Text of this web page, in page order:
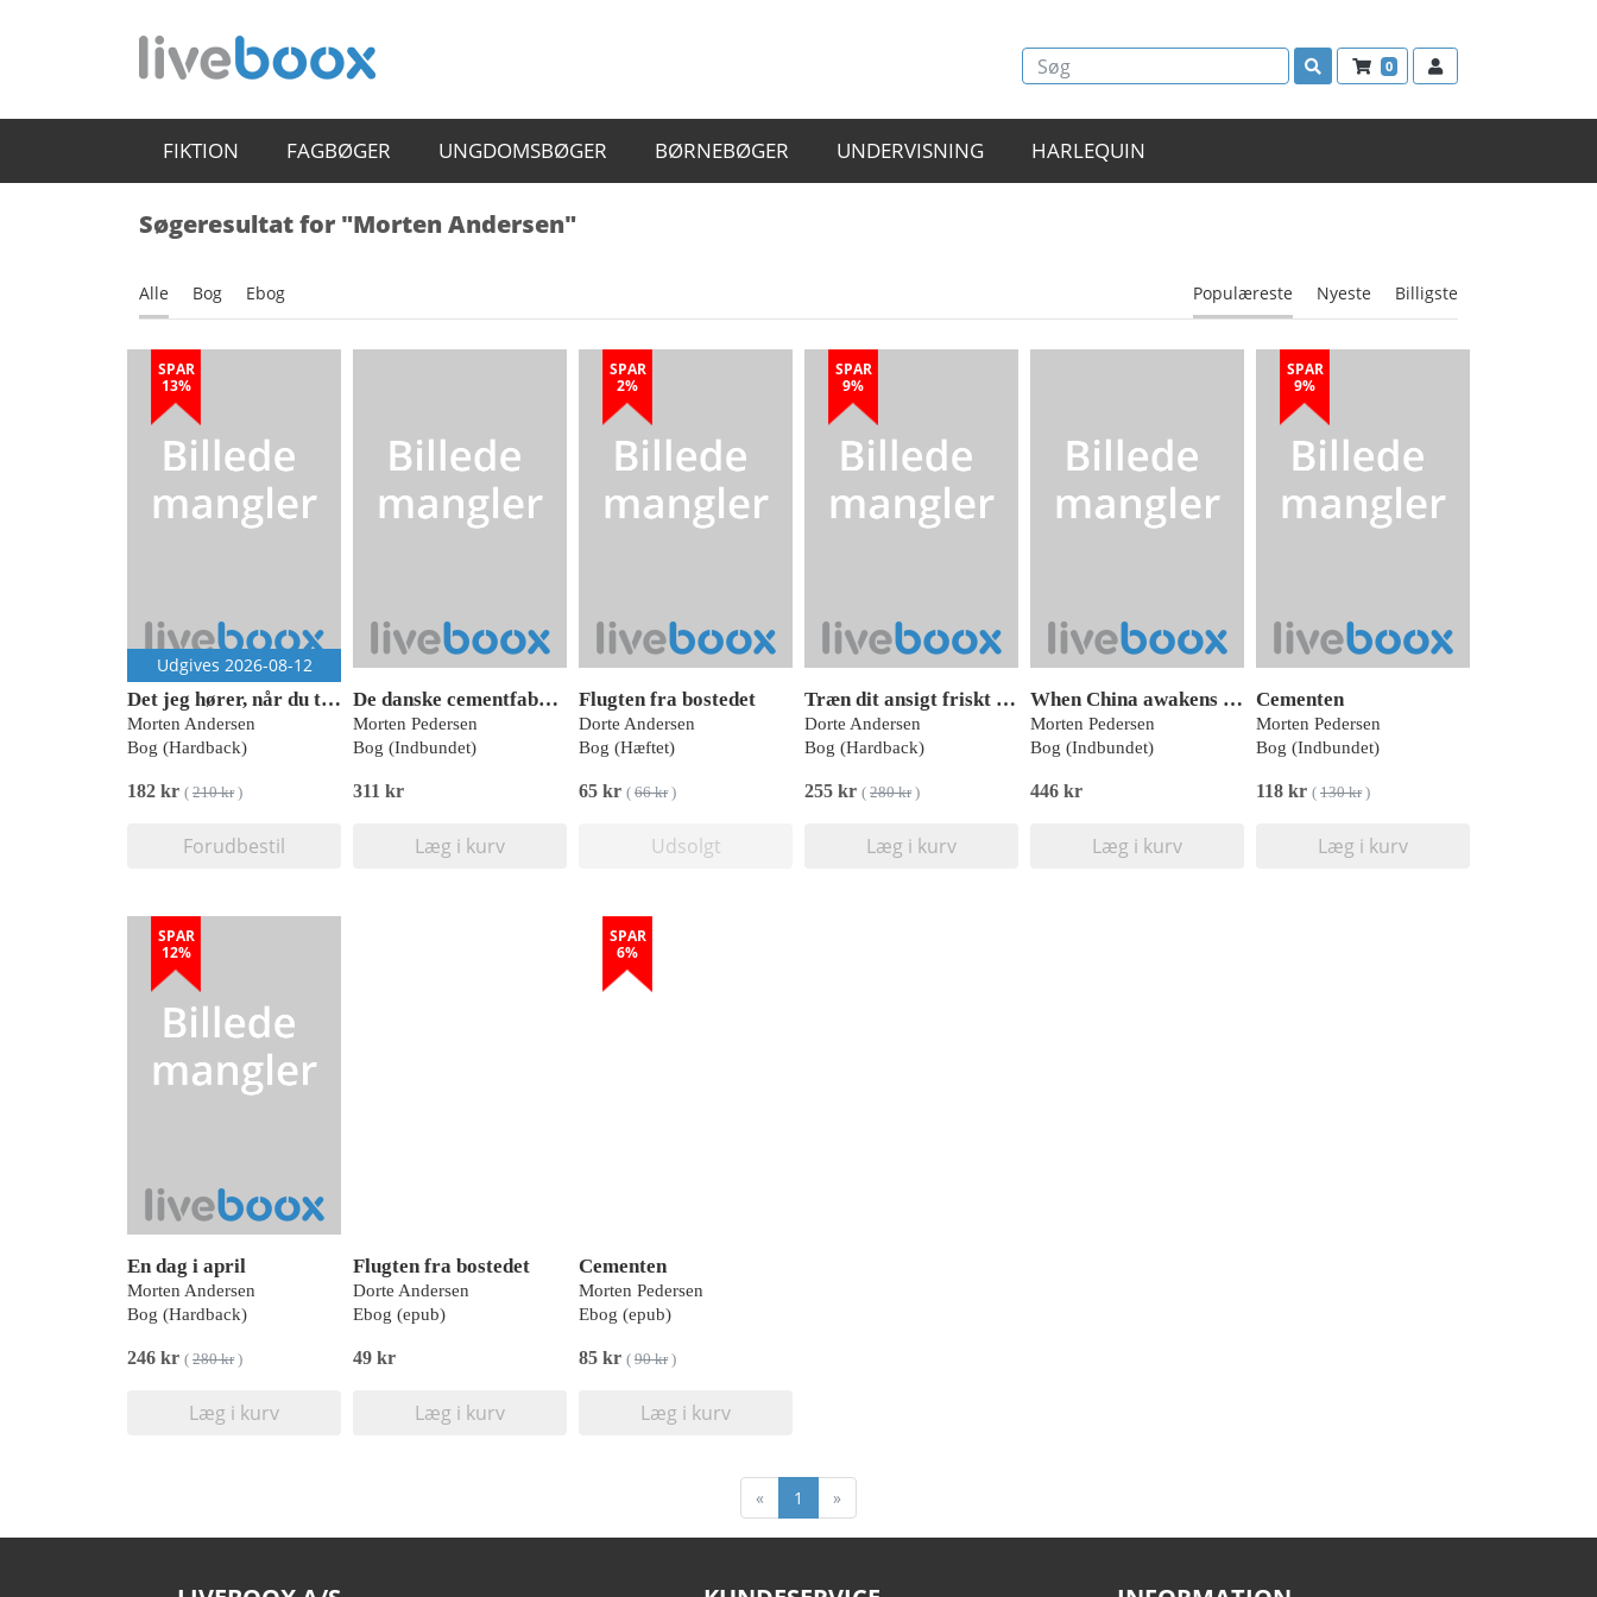
0
FIKTION FAGBØGER UNGDOMSBØGER BØRNEBØGER UNDERVISNING HARLEQUIN
Søgeresultat for "Morten Andersen"
Alle Bog Ebog Populæreste Nyeste Billigste
SPAR
13%
Udgives 2026-08-12
Det jeg hører, når du tier
Morten Andersen
Bog (Hardback)
182 kr ( 210 kr)
Forudbestil
De danske cementfabrikkers bebyggelsesmiljø
Morten Pedersen
Bog (Indbundet)
311 kr
Læg i kurv
SPAR
2%
Flugten fra bostedet
Dorte Andersen
Bog (Hæftet)
65 kr ( 66 kr)
Udsolgt
SPAR
9%
Træn dit ansigt friskt og yngre med ansigtsyoga
Dorte Andersen
Bog (Hardback)
255 kr ( 280 kr)
Læg i kurv
When China awakens …
Morten Pedersen
Bog (Indbundet)
446 kr
Læg i kurv
SPAR
9%
Cementen
Morten Pedersen
Bog (Indbundet)
118 kr ( 130 kr)
Læg i kurv
SPAR
12%
En dag i april
Morten Andersen
Bog (Hardback)
246 kr ( 280 kr)
Læg i kurv
Flugten fra bostedet
Dorte Andersen
Ebog (epub)
49 kr
Læg i kurv
SPAR
6%
Cementen
Morten Pedersen
Ebog (epub)
85 kr ( 90 kr)
Læg i kurv
« 1 »